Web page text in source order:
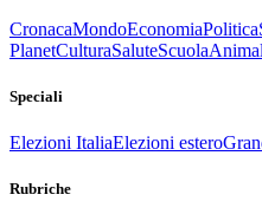
CronacaMondoEconomiaPolitica
PlanetCulturaSaluteScuola
Speciali
Elezioni ItaliaElezioni estero
Rubriche